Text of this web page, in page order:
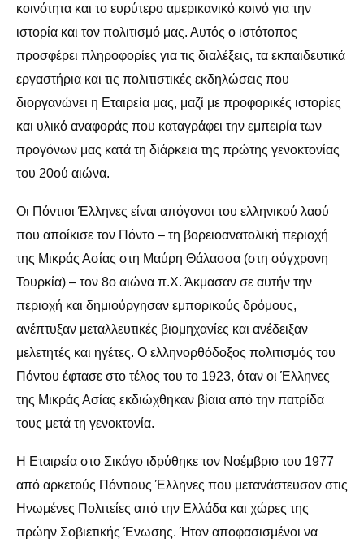
κοινότητα και το ευρύτερο αμερικανικό κοινό για την
ιστορία και τον πολιτισμό μας. Αυτός ο ιστότοπος
προσφέρει πληροφορίες για τις διαλέξεις, τα εκπαιδευτικά
εργαστήρια και τις πολιτιστικές εκδηλώσεις που
διοργανώνει η Εταιρεία μας, μαζί με προφορικές ιστορίες
και υλικό αναφοράς που καταγράφει την εμπειρία των
προγόνων μας κατά τη διάρκεια της πρώτης γενοκτονίας
του 20ού αιώνα.
Οι Πόντιοι Έλληνες είναι απόγονοι του ελληνικού λαού
που αποίκισε τον Πόντο – τη βορειοανατολική περιοχή
της Μικράς Ασίας στη Μαύρη Θάλασσα (στη σύγχρονη
Τουρκία) – τον 8ο αιώνα π.Χ. Άκμασαν σε αυτήν την
περιοχή και δημιούργησαν εμπορικούς δρόμους,
ανέπτυξαν μεταλλευτικές βιομηχανίες και ανέδειξαν
μελετητές και ηγέτες. Ο ελληνορθόδοξος πολιτισμός του
Πόντου έφτασε στο τέλος του το 1923, όταν οι Έλληνες
της Μικράς Ασίας εκδιώχθηκαν βίαια από την πατρίδα
τους μετά τη γενοκτονία.
Η Εταιρεία στο Σικάγο ιδρύθηκε τον Νοέμβριο του 1977
από αρκετούς Πόντιους Έλληνες που μετανάστευσαν στις
Ηνωμένες Πολιτείες από την Ελλάδα και χώρες της
πρώην Σοβιετικής Ένωσης. Ήταν αποφασισμένοι να